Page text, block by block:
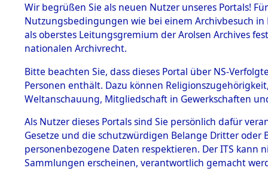
BESTÄNDE
1.
Inhaftierungsdoku
mente
1.2.9 Beim ITS
Effekten
1.2.9.1
Effekten aus
dem KZ
Dachau
0001
Wir begrüßen Sie als neuen Nutzer unseres Portals!
Nutzungsbedingungen wie bei einem Archivbesuch
als oberstes Leitungsgremium der Arolsen Archives
nationalen Archivrecht.
Bitte beachten Sie, dass dieses Portal über NS-
Personen enthält. Dazu können
Weltanschauung, Mitgliedschaft in Gewerkschaften
Als Nutzer dieses Portals sind Sie persönlich dafür
Gesetze und die schutzwürdigen Belange Dritter
personenbezogene Daten respektieren. Der ITS
Sammlungen erscheinen, verantwortlich gemacht